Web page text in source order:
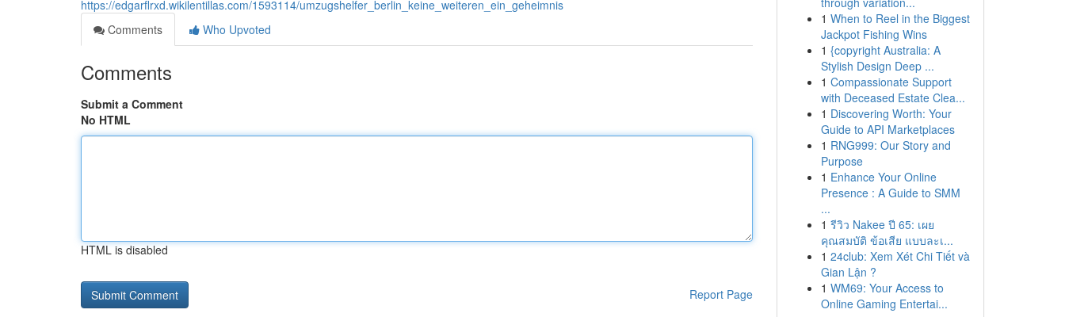
https://edgarflrxd.wikilentillas.com/1593114/umzugshelfer_berlin_keine_weiteren_ein_geheimnis
Comments
Who Upvoted
Comments
Submit a Comment
No HTML
HTML is disabled
Report Page
1 When to Reel in the Biggest
Jackpot Fishing Wins
1 {copyright Australia: A
Stylish Design Deep ...
1 Compassionate Support
with Deceased Estate Clea...
1 Discovering Worth: Your
Guide to API Marketplaces
1 RNG999: Our Story and
Purpose
1 Enhance Your Online
Presence : A Guide to SMM
...
1 รีวิว Nakee ปี 65: เผย
คุณสมบัติ ข้อเสีย แบบละเ...
1 24club: Xem Xét Chi Tiết và
Gian Lận ?
1 WM69: Your Access to
Online Gaming Entertai...